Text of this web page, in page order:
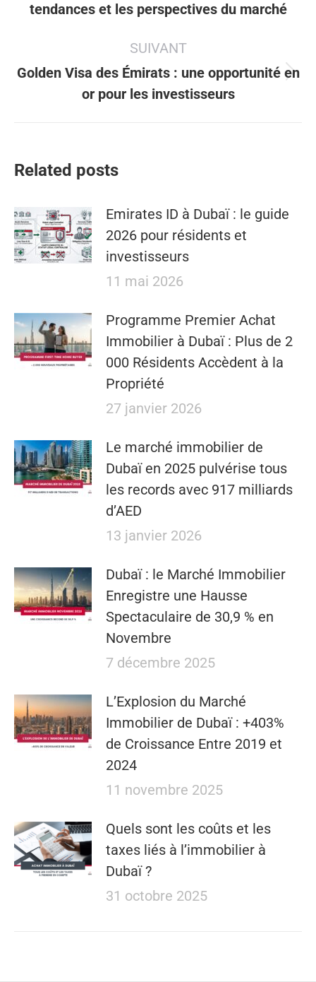
précédent
tendances et les perspectives du marché
SUIVANT
Article
suivant
Golden Visa des Émirats : une opportunité en
or pour les investisseurs
Related posts
Emirates ID à Dubaï : le guide
2026 pour résidents et
investisseurs
11 mai 2026
​​Programme Premier Achat
Immobilier à Dubaï : Plus de 2
000 Résidents Accèdent à la
Propriété
27 janvier 2026
Le marché immobilier de
Dubaï en 2025 pulvérise tous
les records avec 917 milliards
d’AED
13 janvier 2026
Dubaï : le Marché Immobilier
Enregistre une Hausse
Spectaculaire de 30,9 % en
Novembre
7 décembre 2025
L’Explosion du Marché
Immobilier de Dubaï : +403%
de Croissance Entre 2019 et
2024
11 novembre 2025
Quels sont les coûts et les
taxes liés à l’immobilier à
Dubaï ?
31 octobre 2025